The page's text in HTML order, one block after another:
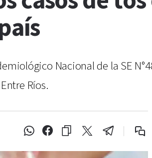
Nacional de la SE
Ríos.